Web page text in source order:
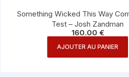
Something Wicked This Way
Test – Josh Zandman
160.00 €
AJOUTER AU PANIER